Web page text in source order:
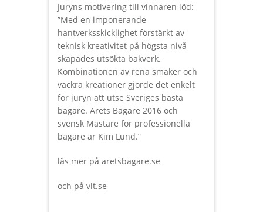
Juryns motivering till vinnaren löd:
”Med en imponerande
hantverksskicklighet förstärkt av
teknisk kreativitet på högsta nivå
skapades utsökta bakverk.
Kombinationen av rena smaker och
vackra kreationer gjorde det enkelt
för juryn att utse Sveriges bästa
bagare. Årets Bagare 2016 och
svensk Mästare för professionella
bagare är Kim Lund.”
läs mer på aretsbagare.se
och på vlt.se